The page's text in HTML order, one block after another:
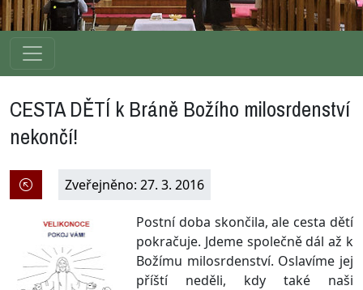
CESTA DĚTÍ k Bráně Božího milosrdenství
nekončí!
Zveřejněno: 27. 3. 2016
Postní doba skončila, ale cesta dětí
pokračuje. Jdeme společně dál až k
Božímu milosrdenství. Oslavíme jej
příští neděli, kdy také naši